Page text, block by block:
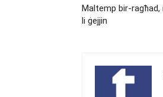
Maltemp bir-
li ġejjin